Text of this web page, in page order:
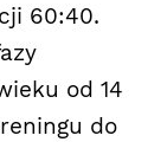
60:40.
od 14
do